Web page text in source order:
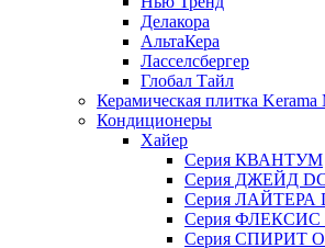
Делакора
АльтаКера
Ласселсбергер
Глобал Тайл
Керамическая плитка Kerama
Кондиционеры
Хайер
Серия КВАНТУМ
Серия ДЖЕЙД
Серия ЛАЙТЕРА
Серия ФЛЕКСИС
Серия СПИРИТ